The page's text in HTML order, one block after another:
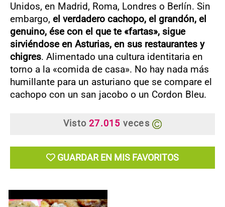
Unidos, en Madrid, Roma, Londres o Berlín. Sin
embargo, el verdadero cachopo, el grandón, el
genuino, ése con el que te «fartas», sigue
sirviéndose en Asturias, en sus restaurantes y
chigres. Alimentado una cultura identitaria en
torno a la «comida de casa». No hay nada más
humillante para un asturiano que se compare el
cachopo con un san jacobo o un Cordon Bleu.
Visto27.015 veces
GUARDAR EN MIS FAVORITOS